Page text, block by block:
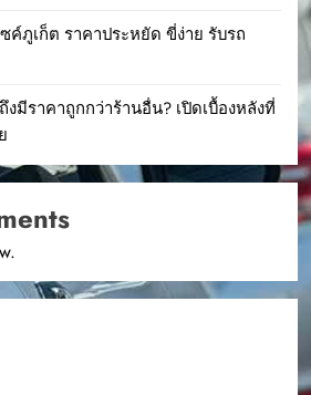
ค์ภูเก็ต ราคาประหยัด ขี่ง่าย รับรถ
งมีราคาถูกกว่าร้านอื่น? เปิดเบื้องหลังที่